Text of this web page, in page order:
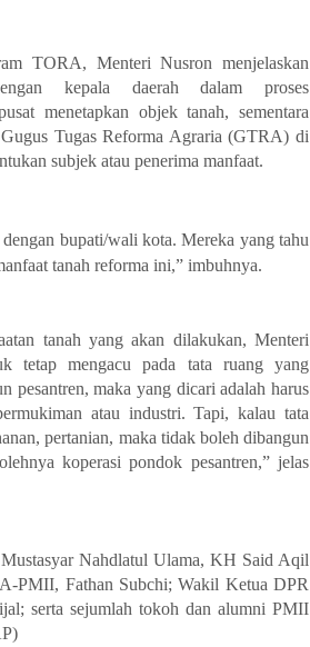
TORA, Menteri Nusron menjelaskan
kepala daerah dalam proses
menetapkan objek tanah, sementara
Tugas Reforma Agraria (GTRA) di
subjek atau penerima manfaat.
bupati/wali kota. Mereka yang tahu
tanah reforma ini,” imbuhnya.
tanah yang akan dilakukan, Menteri
tetap mengacu pada tata ruang yang
pesantren, maka yang dicari adalah harus
atau industri. Tapi, kalau tata
pertanian, maka tidak boleh dibangun
koperasi pondok pesantren,” jelas
Nahdlatul Ulama, KH Said Aqil
PMII, Fathan Subchi; Wakil Ketua DPR
serta sejumlah tokoh dan alumni PMII